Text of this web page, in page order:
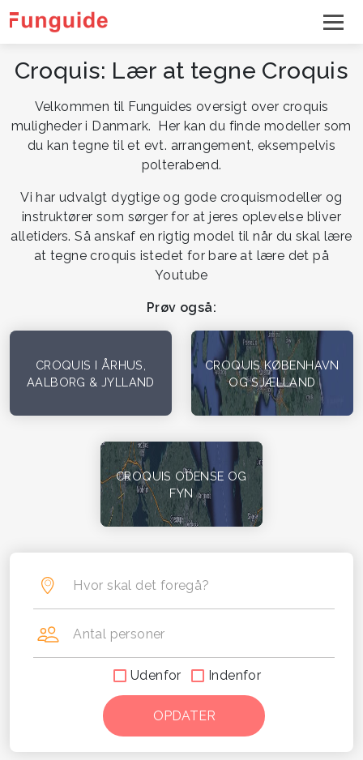
Croquis: Lær at tegne Croquis
Velkommen til Funguides oversigt over croquis
muligheder i Danmark. Her kan du finde modeller som
du kan tegne til et evt. arrangement, eksempelvis
polterabend.
Vi har udvalgt dygtige og gode croquismodeller og
instruktører som sørger for at jeres oplevelse bliver
alletiders. Så anskaf en rigtig model til når du skal lære
at tegne croquis istedet for bare at lære det på
Youtube
Prøv også:
CROQUIS I ÅRHUS,
AALBORG & JYLLAND
CROQUIS KØBENHAVN
OG SJÆLLAND
CROQUIS ODENSE OG
FYN
Hvor skal det foregå?
Antal personer
Udenfor Indenfor